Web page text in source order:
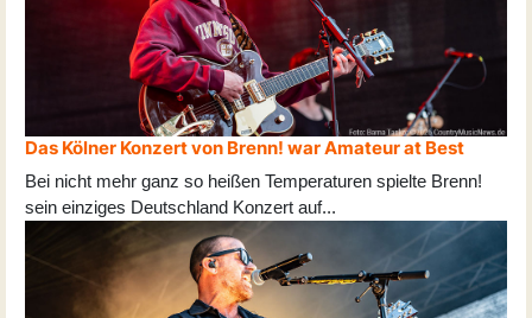
Das Kölner Konzert von Brenn! war Amateur at Best
Bei nicht mehr ganz so heißen Temperaturen spielte Brenn!
sein einziges Deutschland Konzert auf...